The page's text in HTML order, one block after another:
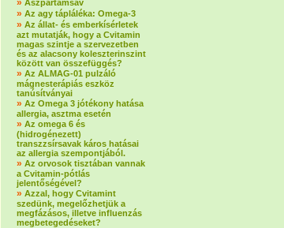
» Aszpartamsav
» Az agy tápláléka: Omega-3
» Az állat- és emberkísérletek
azt mutatják, hogy a Cvitamin
magas szintje a szervezetben
és az alacsony koleszterinszint
között van összefüggés?
» Az ALMAG-01 pulzáló
mágnesterápiás eszköz
tanúsítványai
» Az Omega 3 jótékony hatása
allergia, asztma esetén
» Az omega 6 és
(hidrogénezett)
transzzsírsavak káros hatásai
az allergia szempontjából.
» Az orvosok tisztában vannak
a Cvitamin-pótlás
jelentőségével?
» Azzal, hogy Cvitamint
szedünk, megelőzhetjük a
megfázásos, illetve influenzás
megbetegedéseket?